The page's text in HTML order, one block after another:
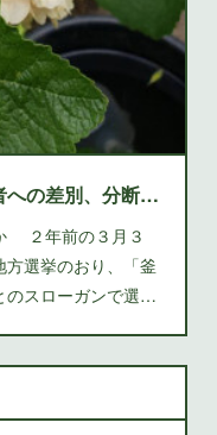
絵に描いたような釜ヶ崎労働者への差別、分断、支配を地でゆく差別者集団／維新の会を許すな
２年前の３月３
方選挙のおり、「釜
のスローガンで選…